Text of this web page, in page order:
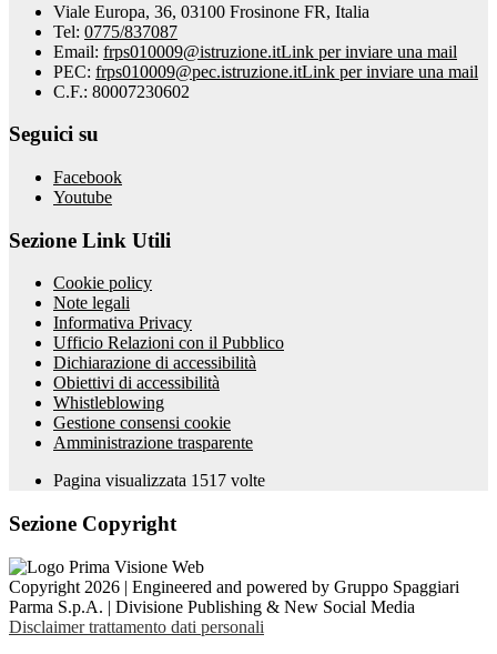
Viale Europa, 36, 03100 Frosinone FR, Italia
Tel: 0775/837087
Email: frps010009@istruzione.itLink per inviare una mail
PEC: frps010009@pec.istruzione.itLink per inviare una mail
C.F.: 80007230602
Seguici su
Facebook
Youtube
Sezione Link Utili
Cookie policy
Note legali
Informativa Privacy
Ufficio Relazioni con il Pubblico
Dichiarazione di accessibilità
Obiettivi di accessibilità
Whistleblowing
Gestione consensi cookie
Amministrazione trasparente
Pagina visualizzata 1517 volte
Sezione Copyright
Copyright 2026 | Engineered and powered by Gruppo Spaggiari
Parma S.p.A. | Divisione Publishing & New Social Media
Disclaimer trattamento dati personali